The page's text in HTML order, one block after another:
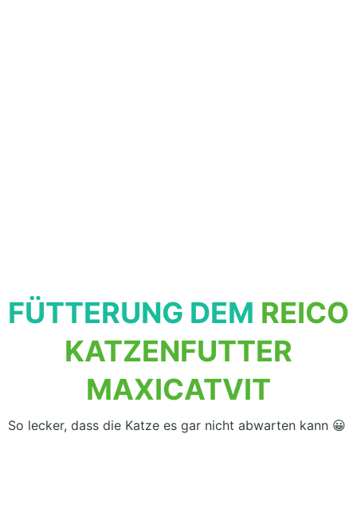
FÜTTERUNG DEM REICO
KATZENFUTTER
MAXICATVIT
So lecker, dass die Katze es gar nicht abwarten kann 😀